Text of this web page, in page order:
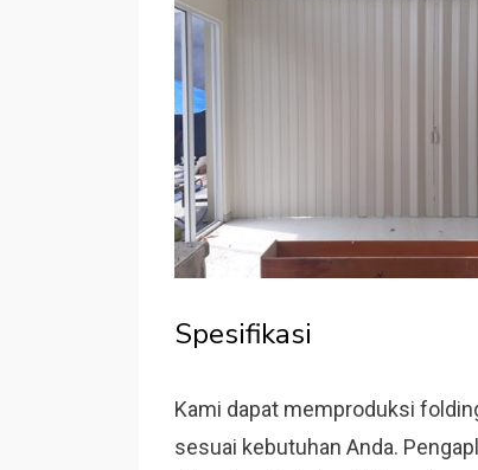
Spesifikasi
Kami dapat memproduksi
sesuai kebutuhan Anda.